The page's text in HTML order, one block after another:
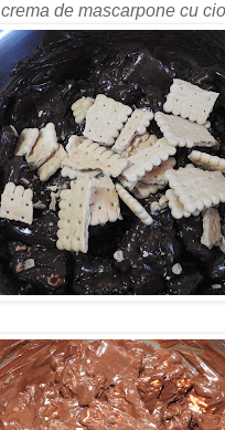
crema de mascarpone cu